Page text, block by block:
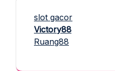
slot gacor
Victory88
Ruang88